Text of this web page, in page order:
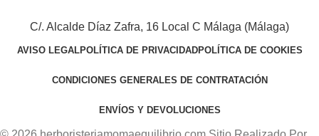
C/. Alcalde Díaz Zafra, 16 Local C Málaga (Málaga)
AVISO LEGALPOLÍTICA DE PRIVACIDADPOLÍTICA DE COOKIES
CONDICIONES GENERALES DE CONTRATACIÓN
ENVÍOS Y DEVOLUCIONES